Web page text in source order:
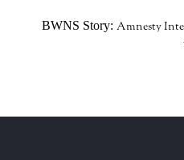
BWNS Story: Amnesty